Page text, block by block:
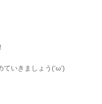
いきましょう(‘ω’)